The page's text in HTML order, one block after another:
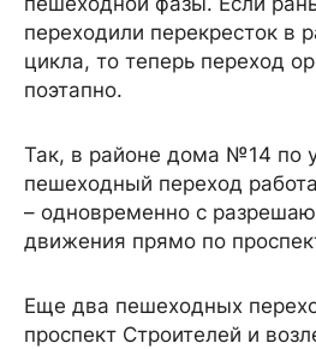
переходили перекресток в
цикла, то теперь переход
поэтапно.
Так, в районе дома №14 по
пешеходный переход
– одновременно с
движения прямо по
Еще два пешеходных
проспект Строителей и